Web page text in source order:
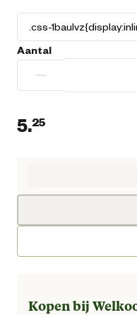
Aantal
−
5.25
Kopen bij